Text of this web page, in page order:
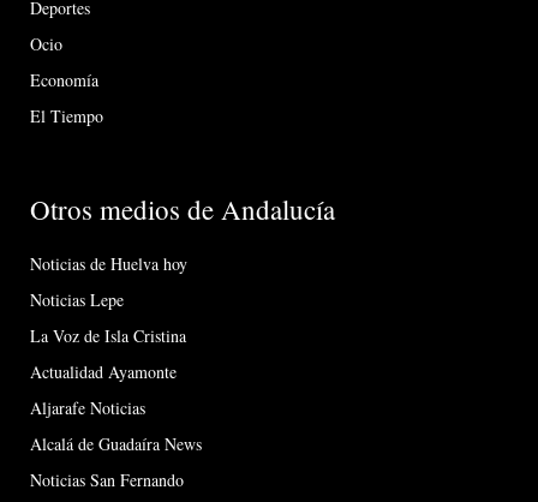
Deportes
Ocio
Economía
El Tiempo
Otros medios de Andalucía
Noticias de Huelva hoy
Noticias Lepe
La Voz de Isla Cristina
Actualidad Ayamonte
Aljarafe Noticias
Alcalá de Guadaíra News
Noticias San Fernando